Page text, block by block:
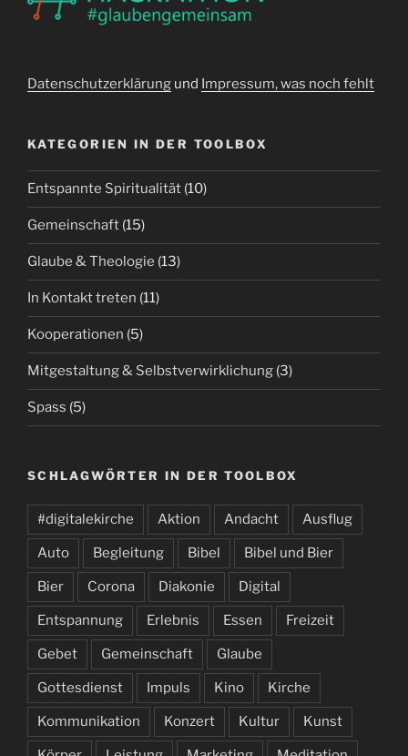
Datenschutzerklärung und Impressum, was noch fehlt
KATEGORIEN IN DER TOOLBOX
Entspannte Spiritualität (10)
Gemeinschaft (15)
Glaube & Theologie (13)
In Kontakt treten (11)
Kooperationen (5)
Mitgestaltung & Selbstverwirklichung (3)
Spass (5)
SCHLAGWÖRTER IN DER TOOLBOX
#digitalekirche Aktion Andacht Ausflug
Auto Begleitung Bibel Bibel und Bier
Bier Corona Diakonie Digital
Entspannung Erlebnis Essen Freizeit
Gebet Gemeinschaft Glaube
Gottesdienst Impuls Kino Kirche
Kommunikation Konzert Kultur Kunst